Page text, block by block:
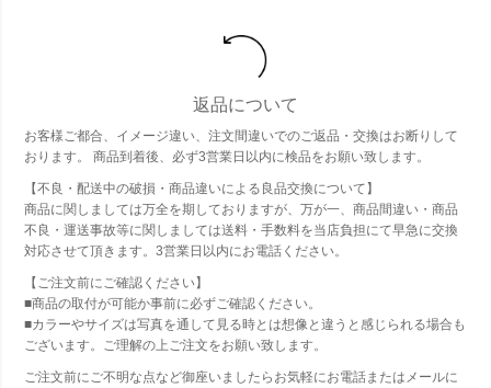
返品について
お客様ご都合、イメージ違い、注文間違いでのご返品・交換はお断りして
おります。 商品到着後、必ず3営業日以内に検品をお願い致します。
【不良・配送中の破損・商品違いによる良品交換について】
商品に関しましては万全を期しておりますが、万が一、商品間違い・商品
不良・運送事故等に関しましては送料・手数料を当店負担にて早急に交換
対応させて頂きます。3営業日以内にお電話ください。
【ご注文前にご確認ください】
■商品の取付が可能か事前に必ずご確認ください。
■カラーやサイズは写真を通して見る時とは想像と違うと感じられる場合も
ございます。ご理解の上ご注文をお願い致します。
ご注文前にご不明な点など御座いましたらお気軽にお電話またはメールに